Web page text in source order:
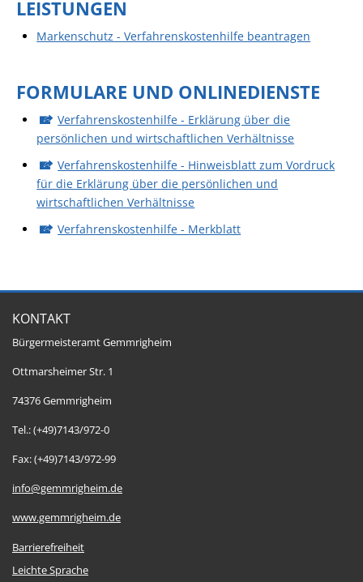
LEISTUNGEN
Markenschutz - Verfahrenskostenhilfe beantragen
FORMULARE UND ONLINEDIENSTE
Verfahrenskostenhilfe - Erklärung über die
persönlichen und wirtschaftlichen Verhältnisse
Verfahrenskostenhilfe - Hinweisblatt zum Vordruck
für die Erklärung über die persönlichen und
wirtschaftlichen Verhältnisse
Verfahrenskostenhilfe - Merkblatt
KONTAKT
Bürgermeisteramt Gemmrigheim
Ottmarsheimer Str. 1
74376 Gemmrigheim
Tel.: (+49)7143/972-0
Fax: (+49)7143/972-99
info@gemmrigheim.de
www.gemmrigheim.de
Barrierefreiheit
Leichte Sprache